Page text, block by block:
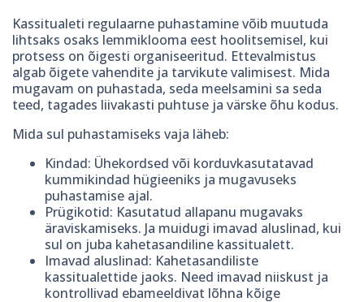
Kassitualeti regulaarne puhastamine võib muutuda
lihtsaks osaks lemmiklooma eest hoolitsemisel, kui
protsess on õigesti organiseeritud. Ettevalmistus
algab õigete vahendite ja tarvikute valimisest. Mida
mugavam on puhastada, seda meelsamini sa seda
teed, tagades liivakasti puhtuse ja värske õhu kodus.
Mida sul puhastamiseks vaja läheb:
Kindad: Ühekordsed või korduvkasutatavad
kummikindad hügieeniks ja mugavuseks
puhastamise ajal.
Prügikotid: Kasutatud allapanu mugavaks
äraviskamiseks. Ja muidugi imavad aluslinad, kui
sul on juba kahetasandiline kassitualett.
Imavad aluslinad: Kahetasandiliste
kassitualettide jaoks. Need imavad niiskust ja
kontrollivad ebameeldivat lõhna kõige